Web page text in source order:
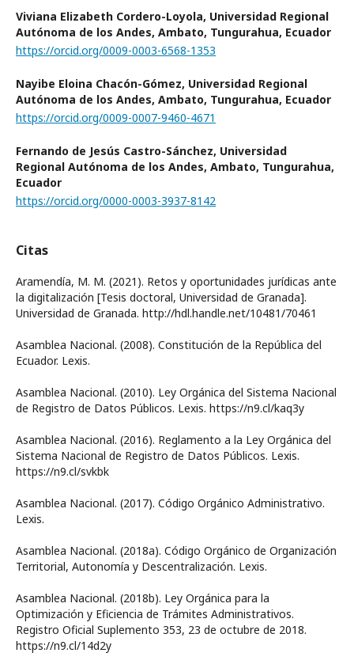
Viviana Elizabeth Cordero-Loyola, Universidad Regional
Autónoma de los Andes, Ambato, Tungurahua, Ecuador
https://orcid.org/0009-0003-6568-1353
Nayibe Eloina Chacón-Gómez, Universidad Regional
Autónoma de los Andes, Ambato, Tungurahua, Ecuador
https://orcid.org/0009-0007-9460-4671
Fernando de Jesús Castro-Sánchez, Universidad
Regional Autónoma de los Andes, Ambato, Tungurahua,
Ecuador
https://orcid.org/0000-0003-3937-8142
Citas
Aramendía, M. M. (2021). Retos y oportunidades jurídicas ante
la digitalización [Tesis doctoral, Universidad de Granada].
Universidad de Granada. http://hdl.handle.net/10481/70461
Asamblea Nacional. (2008). Constitución de la República del
Ecuador. Lexis.
Asamblea Nacional. (2010). Ley Orgánica del Sistema Nacional
de Registro de Datos Públicos. Lexis. https://n9.cl/kaq3y
Asamblea Nacional. (2016). Reglamento a la Ley Orgánica del
Sistema Nacional de Registro de Datos Públicos. Lexis.
https://n9.cl/svkbk
Asamblea Nacional. (2017). Código Orgánico Administrativo.
Lexis.
Asamblea Nacional. (2018a). Código Orgánico de Organización
Territorial, Autonomía y Descentralización. Lexis.
Asamblea Nacional. (2018b). Ley Orgánica para la
Optimización y Eficiencia de Trámites Administrativos.
Registro Oficial Suplemento 353, 23 de octubre de 2018.
https://n9.cl/14d2y